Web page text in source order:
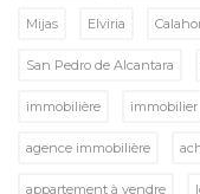
Mijas Elviria
San Pedro de Alcantara
immobilière immobilier
agence immobilière
appartement à vendre